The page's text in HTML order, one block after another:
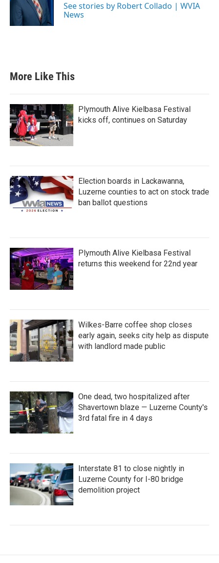
See stories by Robert Collado | WVIA
News
More Like This
Plymouth Alive Kielbasa Festival
kicks off, continues on Saturday
Election boards in Lackawanna,
Luzerne counties to act on stock trade
ban ballot questions
Plymouth Alive Kielbasa Festival
returns this weekend for 22nd year
Wilkes-Barre coffee shop closes
early again, seeks city help as dispute
with landlord made public
One dead, two hospitalized after
Shavertown blaze — Luzerne County's
3rd fatal fire in 4 days
Interstate 81 to close nightly in
Luzerne County for I-80 bridge
demolition project